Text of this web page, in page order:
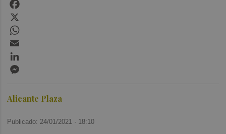
Alicante Plaza
Publicado: 24/01/2021 · 18:10